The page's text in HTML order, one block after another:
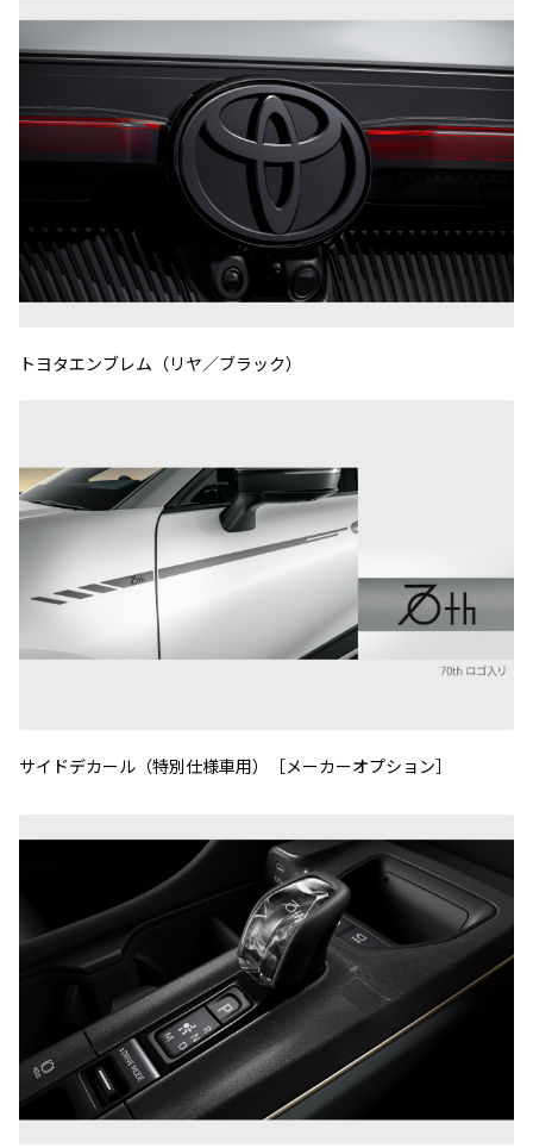
トヨタエンブレム（リヤ／ブラック）
サイドデカール（特別仕様車用）［メーカーオプション］